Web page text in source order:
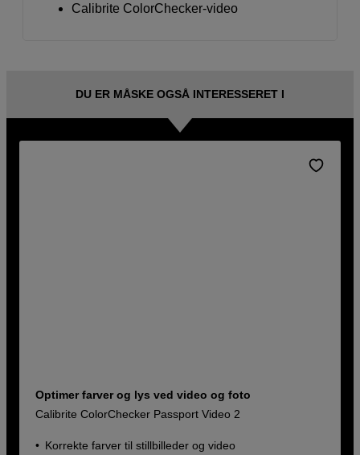
Calibrite ColorChecker-video
DU ER MÅSKE OGSÅ INTERESSERET I
Optimer farver og lys ved video og foto
Calibrite ColorChecker Passport Video 2
Korrekte farver til stillbilleder og video